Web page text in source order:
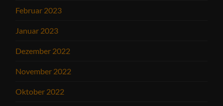
Februar 2023
Januar 2023
Dezember 2022
November 2022
Oktober 2022